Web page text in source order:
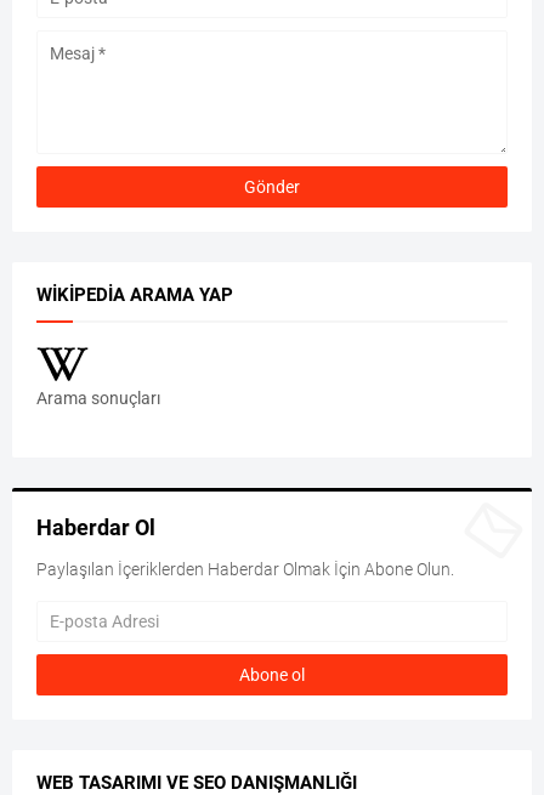
WIKIPEDIA ARAMA YAP
Arama sonuçları
Haberdar Ol
Paylaşılan İçeriklerden Haberdar Olmak İçin Abone Olun.
WEB TASARIMI VE SEO DANIŞMANLIĞI